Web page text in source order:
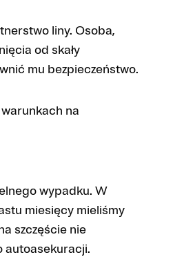
liny. Osoba,
od skały
mu bezpieczeństwo.
na
wypadku. W
miesięcy mieliśmy
szczęście nie
autoasekuracji.